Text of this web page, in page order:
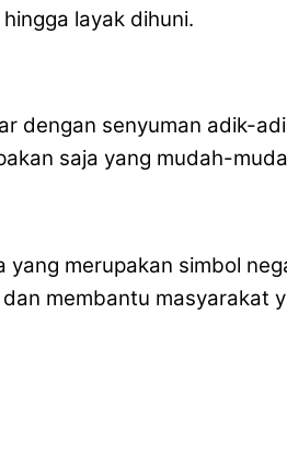
layak dihuni.
dengan senyuman adik-
saja yang mudah-
merupakan simbol
membantu masyarakat